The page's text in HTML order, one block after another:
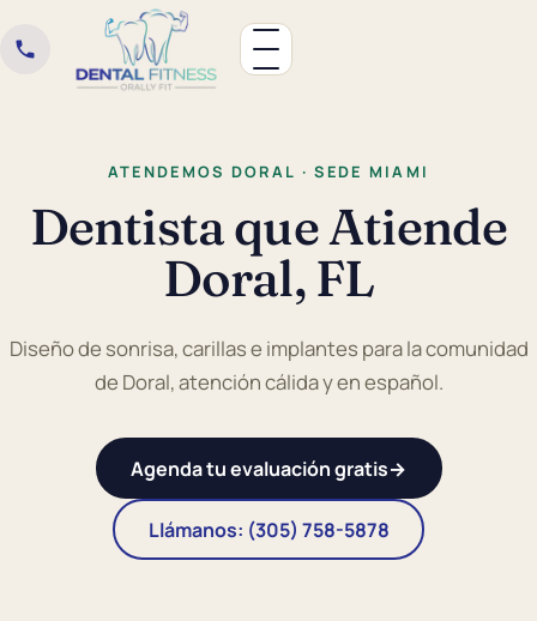
ATENDEMOS DORAL · SEDE MIAMI
Dentista que Atiende
Doral, FL
Diseño de sonrisa, carillas e implantes para la comunidad
de Doral, atención cálida y en español.
Agenda tu evaluación gratis→
Llámanos: (305) 758-5878